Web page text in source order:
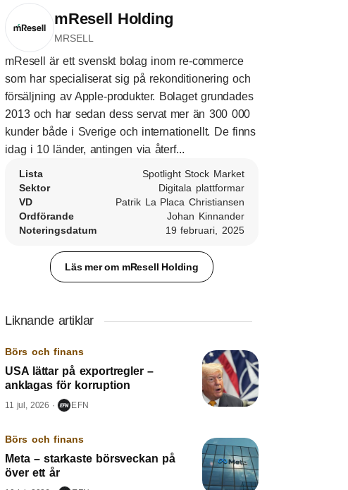
mResell Holding
MRSELL
mResell är ett svenskt bolag inom re-commerce
som har specialiserat sig på rekonditionering och
försäljning av Apple-produkter. Bolaget grundades
2013 och har sedan dess servat mer än 300 000
kunder både i Sverige och internationellt. De finns
idag i 10 länder, antingen via återf...
Lista
Spotlight Stock Market
Sektor
Digitala plattformar
VD
Patrik La Placa Christiansen
Ordförande
Johan Kinnander
Noteringsdatum
19 februari, 2025
Läs mer om mResell Holding
Liknande artiklar
Börs och finans
USA lättar på exportregler –
anklagas för korruption
11 jul, 2026 EFN
Börs och finans
Meta – starkaste börsveckan på
över ett år